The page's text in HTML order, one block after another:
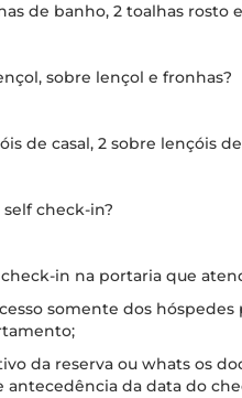
de banho, 2 toalhas rosto
sobre lençol e fronhas?
de casal, 2 sobre lençóis
self check-in?
check-in na portaria que
somente dos
da reserva ou whats os
antecedência da data do